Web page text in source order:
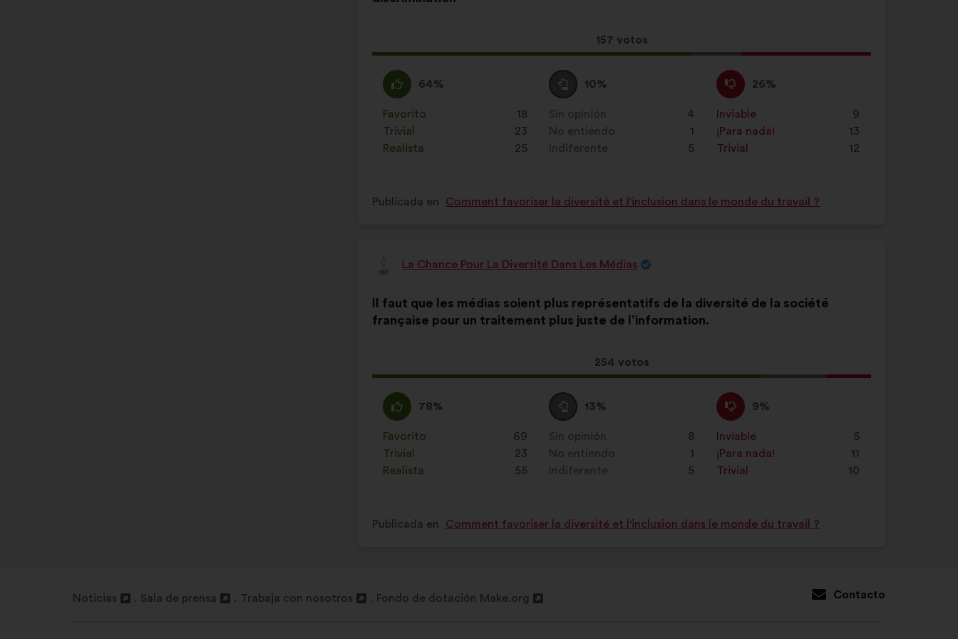
la
Esta
propuesta
recibido:
157 votos
siguiente
A
favor
:
64%
Esta
propuesta
se
ha
calificado
Favorito
: 18
veces
Trivial
: 23
veces
Realista
: 25
veces
Neutro
:
10%
Esta
propuesta
se
ha
calificado
Sin opinión
: 4
veces
No entiendo
: 1
veces
Indiferente
5
veces
En
contra
:
26%
Esta
propuesta
se
ha
calificado
Inviable 9
veces
¡Para nada!
: 13
veces
Trivial
: 12
veces
Publicada en Comment favoriser la diversité et l'inclusion dans le monde du travail ?
Propuesta
La Chance Pour La Diversité Dans Les Médias
de
la
Il faut que les médias soient plus représentatifs de la diversité de la société
française pour un traitement plus juste de l’information.
Esta
propuesta
recibido:
254 votos
el
siguiente
A
favor
:
78%
Esta
propuesta
se
ha
calificado
Favorito
: 69
veces
Trivial
: 23
veces
Realista
: 55
veces
Neutro
:
13%
Esta
propuesta
se
ha
calificado
Sin opinión
: 8
veces
No entiendo
: 1
veces
Indiferente
5
veces
En
contra
:
9%
Esta
propuesta
se
ha
calificado
Inviable 5
veces
¡Para nada!
: 11
veces
Trivial
: 10
veces
Publicada en Comment favoriser la diversité et l'inclusion dans le monde du travail ?
Noticias Sala de prensa Trabaja con nosotros Fondo de dotación Make.org Contacto